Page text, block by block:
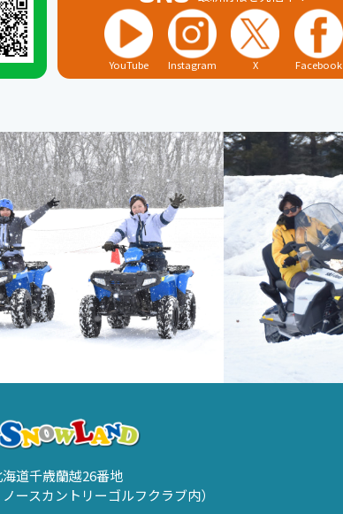
YouTube Instagram X Facebook
道千歳蘭越26番地
ースカントリーゴルフクラブ内）